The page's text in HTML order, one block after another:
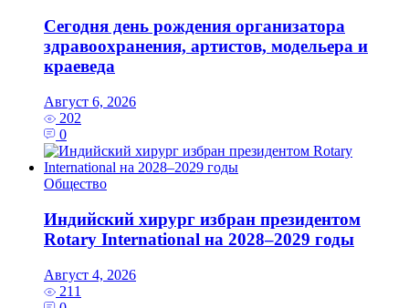
Сегодня день рождения организатора
здравоохранения, артистов, модельера и
краеведа
Август 6, 2026
202
0
Общество
Индийский хирург избран президентом
Rotary International на 2028–2029 годы
Август 4, 2026
211